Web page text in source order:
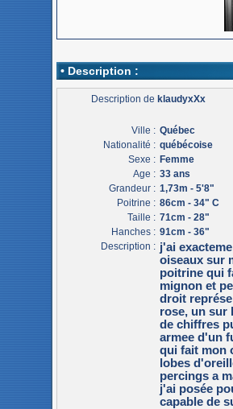
• Description :
Description deklaudyxXx
Ville : Québec
Nationalité : québécoise
Sexe : Femme
Age : 33 ans
Grandeur : 1,73m - 5'8"
Poitrine : 86cm - 34" C
Taille : 71cm - 28"
Hanches : 91cm - 36"
Description : j'ai
oiseaux sur
poitrine qui
mignon et
droit
rose, un sur
de chiffres
armee d'un
qui fait mon
lobes
percings a
j'ai posée
capable de